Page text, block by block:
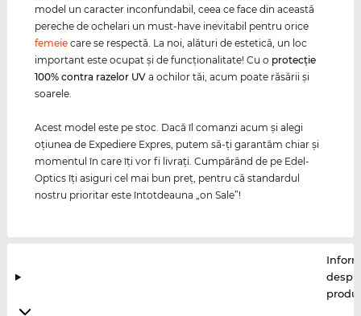
model un caracter inconfundabil, ceea ce face din această
pereche de ochelari un must-have inevitabil pentru orice
femeie care se respectă. La noi, alături de estetică, un loc
important este ocupat şi de funcţionalitate! Cu o protecţie
100% contra razelor UV a ochilor tăi, acum poate răsării şi
soarele.
Acest model este pe stoc. Dacă îl comanzi acum şi alegi
oţiunea de Expediere Expres, putem să-ţi garantăm chiar şi
momentul în care îţi vor fi livraţi. Cumpărând de pe Edel-
Optics îţi asiguri cel mai bun preţ, pentru că standardul
nostru prioritar este întotdeauna „on Sale”!